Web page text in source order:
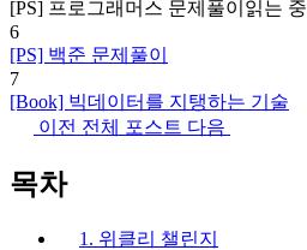
[PS] 프로그래머스 문제풀이 읽는 중
6
[PS] 백준 문제풀이
7
[Book] 빅데이터를 지탱하는 기술
이전 전체 포스트 다음
목차
1. 위클리 챌린지